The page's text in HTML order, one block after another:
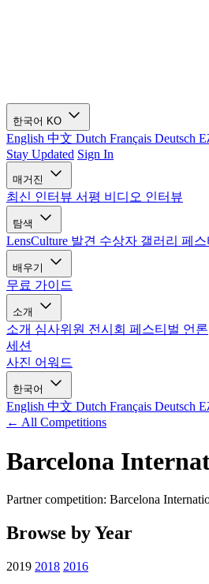
한국어 KO
English 中文 Dutch Français Deutsch
Stay Updated Sign In
매거진
최신 인터뷰 서평 비디오 인터뷰
탐색
LensCulture 발견 수상자 갤러리 페스
배우기
무료 가이드
소개
소개 심사위원 전시회 페스티벌 언론
세션
사진 어워드
한국어
English 中文 Dutch Français Deutsch
← All Competitions
Barcelona
Partner competition: Barcelona
Browse by Year
2019 2018 2016